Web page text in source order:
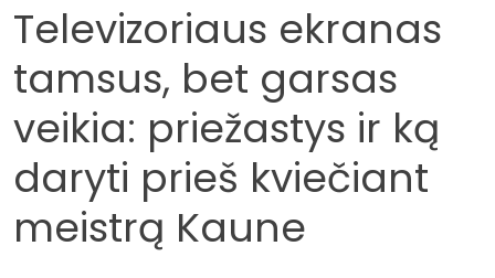
Televizoriaus ekranas
tamsus, bet garsas
veikia: priežastys ir ką
daryti prieš kviečiant
meistrą Kaune